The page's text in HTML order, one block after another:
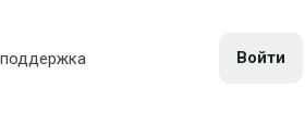
поддержка Войти